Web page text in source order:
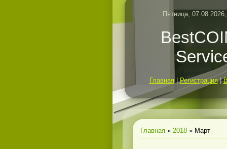
Пятница,
Главная |Регистрация|
Главная » 2018 » Март